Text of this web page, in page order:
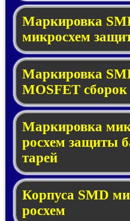
Мар­ки­ров­ка
мик­рос­хем
Мар­ки­ров­ка
MOSFET сбо­рок
Мар­ки­ров­ка
ро­схем за­щи­ты
та­рей
Корпуса SMD
ро­схем